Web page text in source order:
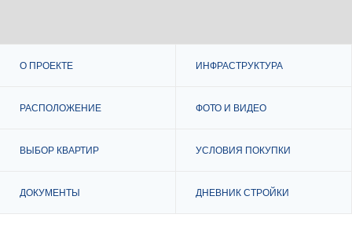
О ПРОЕКТЕ ИНФРАСТРУКТУРА
РАСПОЛОЖЕНИЕ ФОТО И ВИДЕО
ВЫБОР КВАРТИР УСЛОВИЯ ПОКУПКИ
ДОКУМЕНТЫ ДНЕВНИК СТРОЙКИ